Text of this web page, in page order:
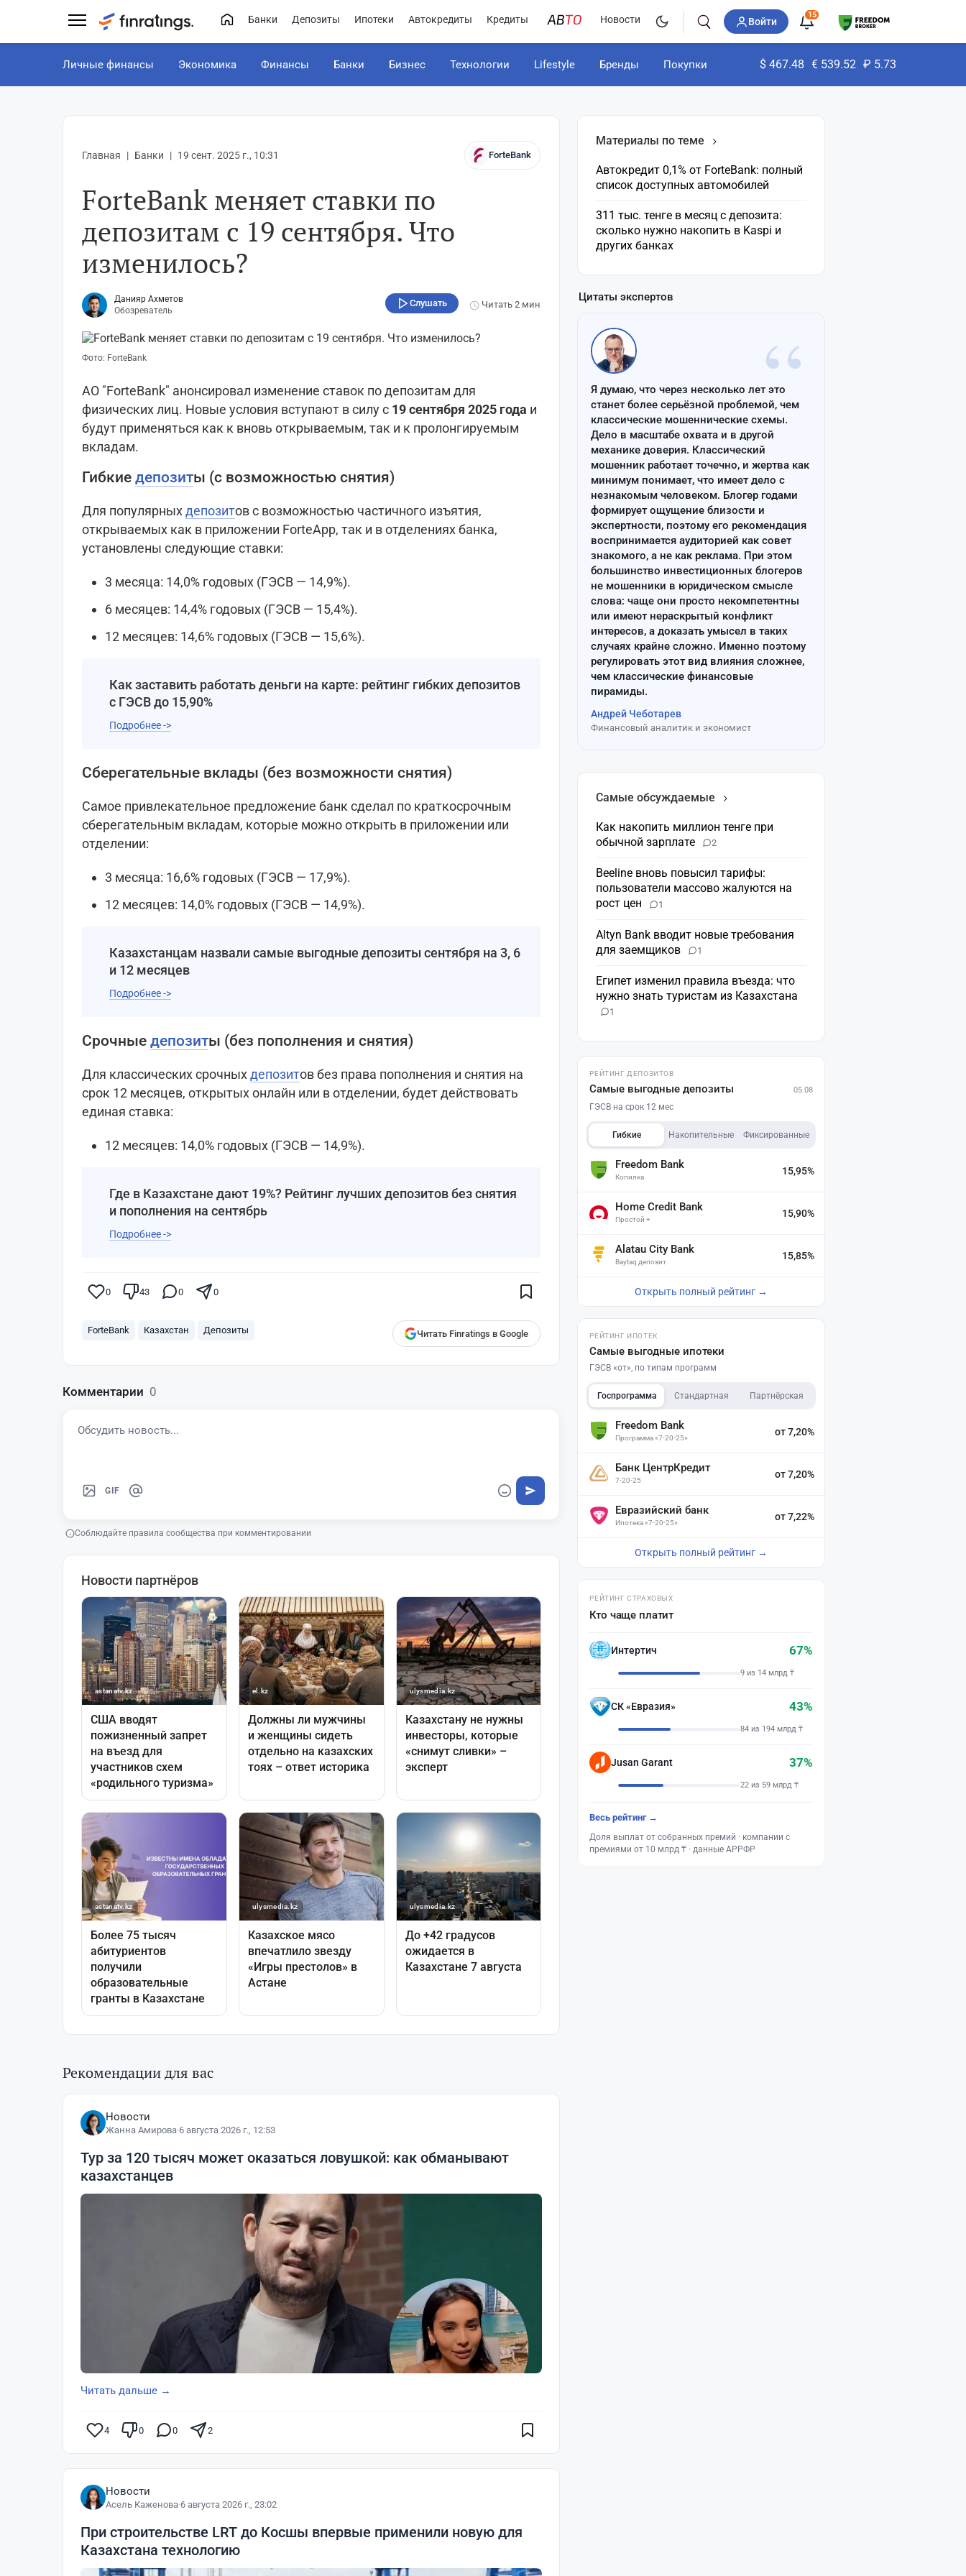
Банки Депозиты Ипотеки Автокредиты Кредиты Новости Войти
15
Личные финансы Экономика Финансы Банки Бизнес Технологии Lifestyle Бренды Покупки $ 467.48 € 539.52 ₽ 5.73
Главная Банки 19 сент. 2025 г., 10:31 ForteBank
ForteBank меняет ставки по
депозитам с 19 сентября. Что
изменилось?
Данияр Ахметов
Обозреватель
Слушать Читать2 мин
Фото: ForteBank
АО "ForteBank" анонсировал изменение ставок по депозитам для
физических лиц. Новые условия вступают в силу с 19 сентября 2025 года и
будут применяться как к вновь открываемым, так и к пролонгируемым
вкладам.
Гибкие депозиты (с возможностью снятия)
Для популярныхдепозитов с возможностью частичного изъятия,
открываемых как в приложении ForteApp, так и в отделениях банка,
установлены следующие ставки:
3 месяца: 14,0% годовых (ГЭСВ — 14,9%).
6 месяцев: 14,4% годовых (ГЭСВ — 15,4%).
12 месяцев: 14,6% годовых (ГЭСВ — 15,6%).
Как заставить работать деньги на карте: рейтинг гибких депозитов
с ГЭСВ до 15,90%
Подробнее ->
Сберегательные вклады (без возможности снятия)
Самое привлекательное предложение банк сделал по краткосрочным
сберегательным вкладам, которые можно открыть в приложении или
отделении:
3 месяца: 16,6% годовых (ГЭСВ — 17,9%).
12 месяцев: 14,0% годовых (ГЭСВ — 14,9%).
Казахстанцам назвали самые выгодные депозиты сентября на 3, 6
и 12 месяцев
Подробнее ->
Срочные депозиты (без пополнения и снятия)
Для классических срочныхдепозитов без права пополнения и снятия на
срок 12 месяцев, открытых онлайн или в отделении, будет действовать
единая ставка:
12 месяцев: 14,0% годовых (ГЭСВ — 14,9%).
Где в Казахстане дают 19%? Рейтинг лучших депозитов без снятия
и пополнения на сентябрь
Подробнее ->
0 43 0 0
ForteBank Казахстан Депозиты Читать Finratings в Google
Комментарии 0
GIF
Соблюдайте правила сообщества при комментировании
Рекомендации для вас
Новости
Жанна Амирова·6 августа 2026 г., 12:53
Тур за 120 тысяч может оказаться ловушкой: как обманывают
казахстанцев
Читать дальше →
4 0 0 2
Новости
Асель Каженова·6 августа 2026 г., 23:02
При строительстве LRT до Косшы впервые применили новую для
Казахстана технологию
Материалы по теме
Автокредит 0,1% от ForteBank: полный
список доступных автомобилей
311 тыс. тенге в месяц с депозита:
сколько нужно накопить в Kaspi и
других банках
Цитаты экспертов
“
Я думаю, что через несколько лет это
станет более серьёзной проблемой, чем
классические мошеннические схемы.
Дело в масштабе охвата и в другой
механике доверия. Классический
мошенник работает точечно, и жертва как
минимум понимает, что имеет дело с
незнакомым человеком. Блогер годами
формирует ощущение близости и
экспертности, поэтому его рекомендация
воспринимается аудиторией как совет
знакомого, а не как реклама. При этом
большинство инвестиционных блогеров
не мошенники в юридическом смысле
слова: чаще они просто некомпетентны
или имеют нераскрытый конфликт
интересов, а доказать умысел в таких
случаях крайне сложно. Именно поэтому
регулировать этот вид влияния сложнее,
чем классические финансовые
пирамиды.
Андрей Чеботарев
Финансовый аналитик и экономист
Самые обсуждаемые
Как накопить миллион тенге при
обычной зарплате
2
Beeline вновь повысил тарифы:
пользователи массово жалуются на
рост цен
1
Altyn Bank вводит новые требования
для заемщиков
1
Египет изменил правила въезда: что
нужно знать туристам из Казахстана
1
РЕЙТИНГ ДЕПОЗИТОВ
Самые выгодные депозиты 05.08
ГЭСВ на срок 12 мес
Гибкие Накопительные Фиксированные
Freedom Bank
Копилка
15,95%
Home Credit Bank
Простой +
15,90%
Alatau City Bank
Baytaq депозит
15,85%
Открыть полный рейтинг →
РЕЙТИНГ ИПОТЕК
Самые выгодные ипотеки
ГЭСВ «от», по типам программ
Госпрограмма Стандартная Партнёрская
Freedom Bank
Программа «7-20-25»
от 7,20%
Банк ЦентрКредит
7-20-25
от 7,20%
Евразийский банк
Ипотека «7-20-25»
от 7,22%
Открыть полный рейтинг →
РЕЙТИНГ СТРАХОВЫХ
Кто чаще платит
Интертич 67%
9 из 14 млрд ₸
СК «Евразия» 43%
84 из 194 млрд ₸
Jusan Garant 37%
22 из 59 млрд ₸
Весь рейтинг →
Доля выплат от собранных премий · компании с
премиями от 10 млрд ₸ · данные АРРФР